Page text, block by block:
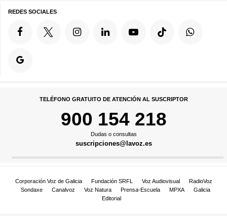
REDES SOCIALES
TELÉFONO GRATUITO DE ATENCIÓN AL SUSCRIPTOR
900 154 218
Dudas o consultas
suscripciones@lavoz.es
Corporación Voz de Galicia Fundación SRFL Voz Audiovisual
RadioVoz
Sondaxe
Canalvoz Voz Natura Prensa-Escuela MPXA
Galicia
Editorial